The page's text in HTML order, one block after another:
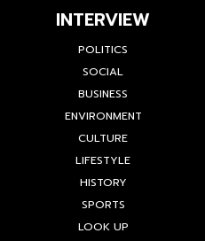
INTERVIEW
POLITICS
SOCIAL
BUSINESS
ENVIRONMENT
CULTURE
LIFESTYLE
HISTORY
SPORTS
LOOK UP